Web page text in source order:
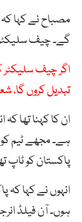
مصباح نے کہا
گے۔ چیف سلیکٹرکی ذمہ
اگر چیف سلیکٹر
تبدیل کروں گا،
ان کا کہنا تھا
ہے۔ مجھے ٹیم
پاکستان کو ٹاپ
انہوں نے کہا کہ
ہوں۔ آن فیلڈ